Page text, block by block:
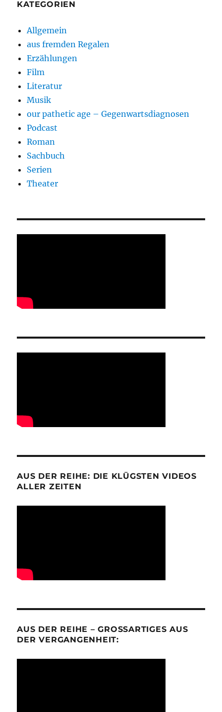
KATEGORIEN
Allgemein
aus fremden Regalen
Erzählungen
Film
Literatur
Musik
our pathetic age – Gegenwartsdiagnosen
Podcast
Roman
Sachbuch
Serien
Theater
AUS DER REIHE: DIE KLÜGSTEN VIDEOS
ALLER ZEITEN
AUS DER REIHE – GROSSARTIGES AUS D
ER VERGANGENHEIT: